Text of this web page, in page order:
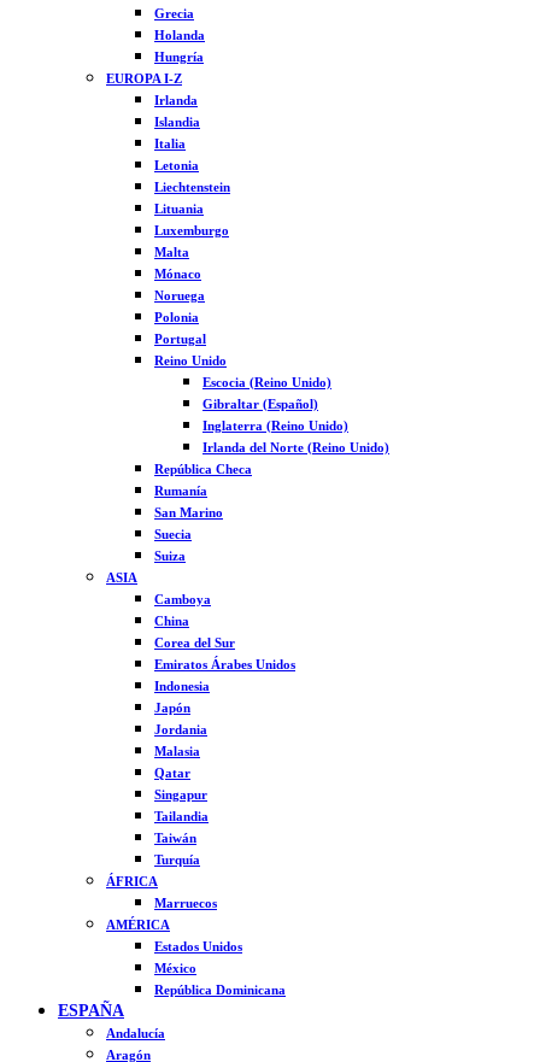
Grecia
Holanda
Hungría
EUROPA I-Z
Irlanda
Islandia
Italia
Letonia
Liechtenstein
Lituania
Luxemburgo
Malta
Mónaco
Noruega
Polonia
Portugal
Reino Unido
Escocia (Reino Unido)
Gibraltar (Español)
Inglaterra (Reino Unido)
Irlanda del Norte (Reino Unido)
República Checa
Rumanía
San Marino
Suecia
Suiza
ASIA
Camboya
China
Corea del Sur
Emiratos Árabes Unidos
Indonesia
Japón
Jordania
Malasia
Qatar
Singapur
Tailandia
Taiwán
Turquía
ÁFRICA
Marruecos
AMÉRICA
Estados Unidos
México
República Dominicana
ESPAÑA
Andalucía
Aragón